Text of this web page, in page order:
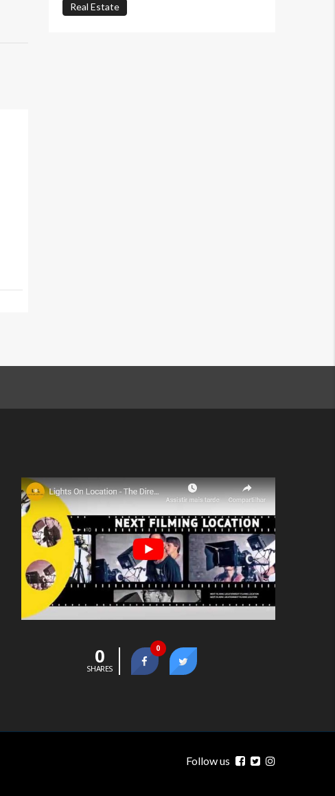
Real Estate
0
SHARES
0
Follow us